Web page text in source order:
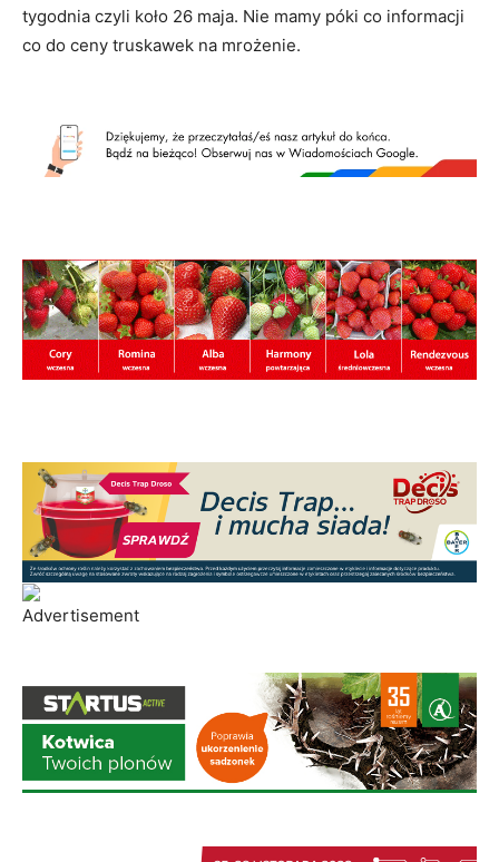
tygodnia czyli koło 26 maja. Nie mamy póki co informacji
co do ceny truskawek na mrożenie.